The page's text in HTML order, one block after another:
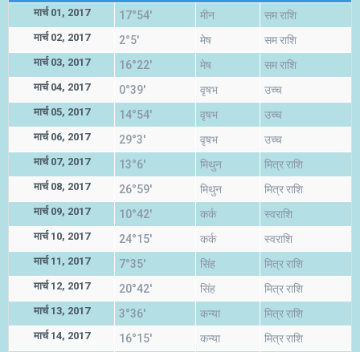
मार्च 01, 2017 17°54' मीन सम राशि
मार्च 02, 2017 2°5' मेष सम राशि
मार्च 03, 2017 16°22' मेष सम राशि
मार्च 04, 2017 0°39' वृषभ उच्च
मार्च 05, 2017 14°54' वृषभ उच्च
मार्च 06, 2017 29°3' वृषभ उच्च
मार्च 07, 2017 13°6' मिथुन मित्र राशि
मार्च 08, 2017 26°59' मिथुन मित्र राशि
मार्च 09, 2017 10°42' कर्क स्वराशि
मार्च 10, 2017 24°15' कर्क स्वराशि
मार्च 11, 2017 7°35' सिंह मित्र राशि
मार्च 12, 2017 20°42' सिंह मित्र राशि
मार्च 13, 2017 3°36' कन्या मित्र राशि
मार्च 14, 2017 16°15' कन्या मित्र राशि